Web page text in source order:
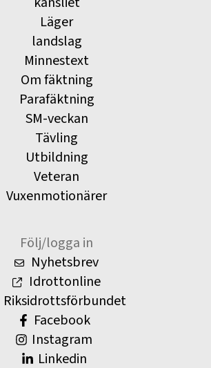
Läger
landslag
Minnestext
Om fäktning
Parafäktning
SM-veckan
Tävling
Utbildning
Veteran
Vuxenmotionärer
Följ/logga in
Nyhetsbrev
Idrottonline
Riksidrottsförbundet
Facebook
Instagram
Linkedin